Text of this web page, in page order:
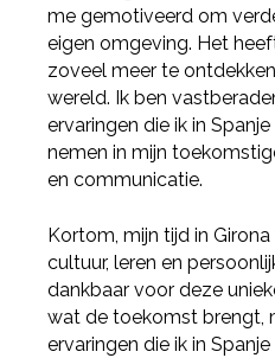
me gemotiveerd om
eigen omgeving. Het
zoveel meer te
wereld. Ik ben
ervaringen die ik in
nemen in mijn
en communicatie.
Kortom, mijn tijd in
cultuur, leren en
dankbaar voor deze
wat de toekomst brengt,
ervaringen die ik in